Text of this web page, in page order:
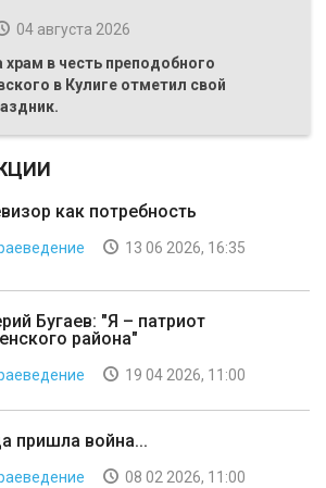
04 августа 2026
храм в честь преподобного
в Кулиге отметил свой
как потребность
13 06 2026, 16:35
Бугаев: "Я – патриот
района"
19 04 2026, 11:00
пришла война...
08 02 2026, 11:00